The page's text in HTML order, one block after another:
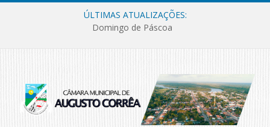
ÚLTIMAS ATUALIZAÇÕES:
Domingo de Páscoa